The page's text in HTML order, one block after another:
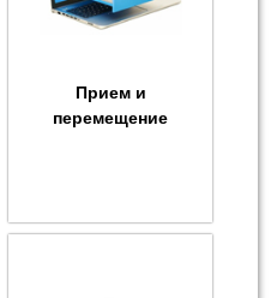
Прием и
перемещение